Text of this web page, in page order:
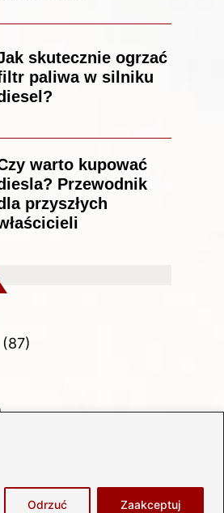
Odrzuć Zaakceptuj
skutecznie ogrzać
paliwa w silniku
warto kupować
Przewodnik
przyszłych
(87)